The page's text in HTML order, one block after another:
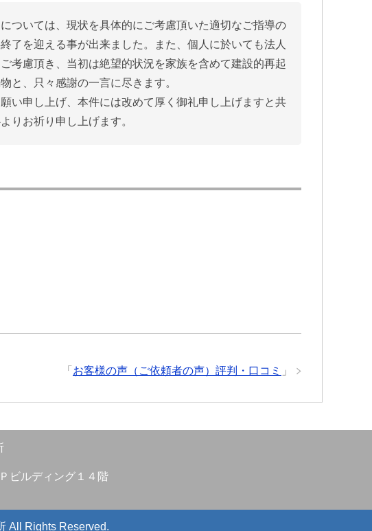
ついては、現状を具体的にご考慮頂いた適切なご指導の
了を迎える事が出来ました。また、個人に於いても法人
考慮頂き、当初は絶望的状況を家族を含めて建設的再起
と、只々感謝の一言に尽きます。
い申し上げ、本件には改めて厚く御礼申し上げますと共
りお祈り申し上げます。
「 お客様の声（ご依頼者の声）評判・口コミ 」
ビルディング１４階
All Rights Reserved.